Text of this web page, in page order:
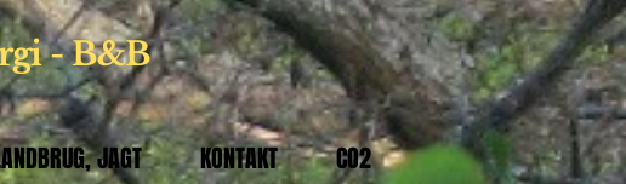
- B&B
JAGT KONTAKT CO2